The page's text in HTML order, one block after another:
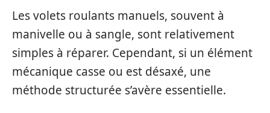
Les volets roulants manuels, souvent à
manivelle ou à sangle, sont relativement
simples à réparer. Cependant, si un élément
mécanique casse ou est désaxé, une
méthode structurée s’avère essentielle.